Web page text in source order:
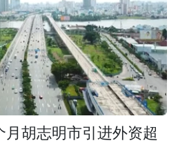
月胡志明市引进外资超